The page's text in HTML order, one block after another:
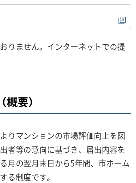
りません。インターネットでの提
要）
りマンションの市場評価向上を図
者等の意向に基づき、届出内容を
月の翌月末日から5年間、市ホーム
る制度です。